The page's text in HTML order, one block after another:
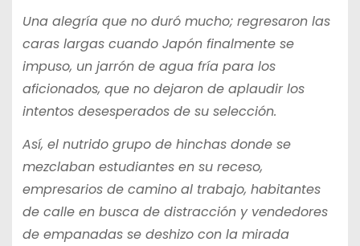
Una alegría que no duró mucho; regresaron las
caras largas cuando Japón finalmente se
impuso, un jarrón de agua fría para los
aficionados, que no dejaron de aplaudir los
intentos desesperados de su selección.
Así, el nutrido grupo de hinchas donde se
mezclaban estudiantes en su receso,
empresarios de camino al trabajo, habitantes
de calle en busca de distracción y vendedores
de empanadas se deshizo con la mirada